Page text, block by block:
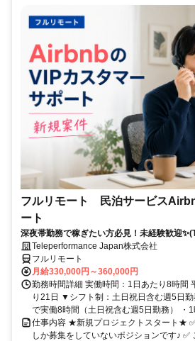
フルリモート 民泊サービス
ート
深夜帯勤務で稼ぎたい方必見！未経験歓迎
Teleperformance Japan株式会社
フルリモート
月給330,000円～360,000円
勤務時間詳細 実働時間：1日あたり8時間
り21日 ▼シフト制：土日祝日含む週5日
で実働8時間（土日祝含む週5日勤務） ・
仕事内容 ★新規プロジェクトスタート★
しか募集をしていないポジションです♪